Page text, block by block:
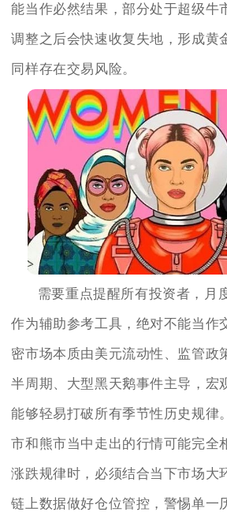
能当作必然结果，部分处于超级牛
调整之后会快速收复失地，形成黄
同样存在交易风险。
需要重点提醒所有投资者，月
作为辅助参考工具，绝对不能当作
密市场本质由美元流动性、监管政
半周期、大型黑天鹅事件主导，宏
能够轻易打破所有季节性历史规律
市和熊市当中走出的行情可能完全
涨跌规律时，必须结合当下市场大
链上数据做好仓位管控，警惕单一